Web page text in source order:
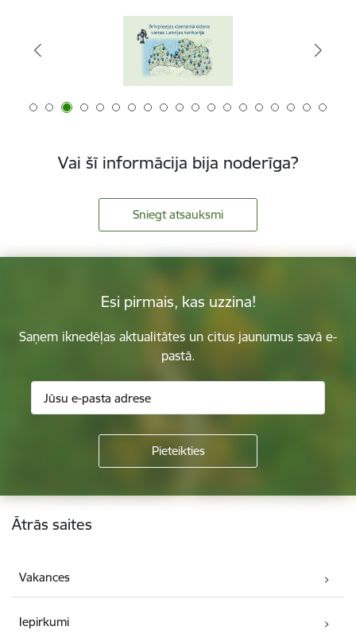
Vai šī informācija bija noderīga?
Sniegt atsauksmi
Esi pirmais, kas uzzina!
Saņem iknedēļas aktualitātes un citus jaunumus savā e-
pastā.
Kājene
Ātrās saites
Vakances
Iepirkumi